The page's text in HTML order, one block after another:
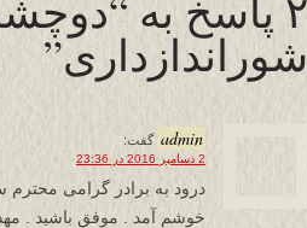
شوراندازدارى”
admin گفت:
2 دسامبر 2016 در 23:36
درود به برادر گرامی محترم
خوشم آمد . موفق باشید .